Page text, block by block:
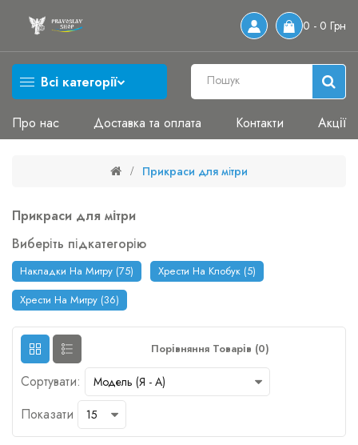
0 - 0 Грн
Всі категорії
Про нас Доставка та оплата Контакти Акції
Прикраси для мітри
Прикраси для мітри
Виберіть підкатегорію
Накладки На Митру (75)
Хрести На Клобук (5)
Хрести На Митру (36)
Порівняння Товарів (0)
Сортувати:
Показати